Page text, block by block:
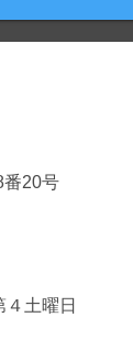
番20号
土曜日